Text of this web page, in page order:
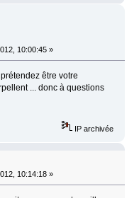
10:00:45 »
être votre
... donc à questions
IP archivée
10:14:18 »